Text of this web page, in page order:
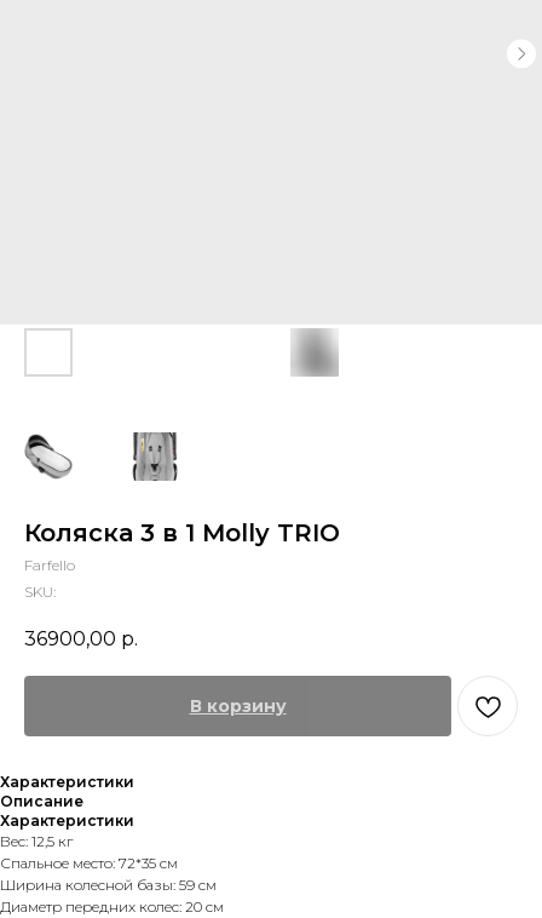
Коляска 3 в 1 Molly TRIO
Farfello
SKU:
36900,00 р.
В корзину
Характеристики
Описание
Характеристики
Вес: 12,5 кг
Спальное место: 72*35 см
Ширина колесной базы: 59 см
Диаметр передних колес: 20 см